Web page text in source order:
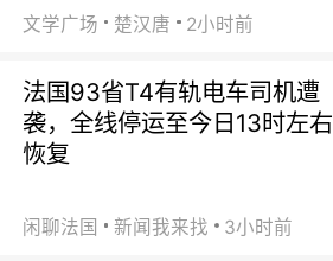
文学广场 楚汉唐 2小时前
法国93省T4有轨电车司机遭
袭，全线停运至今日13时左右
恢复
闲聊法国 新闻我来找 3小时前